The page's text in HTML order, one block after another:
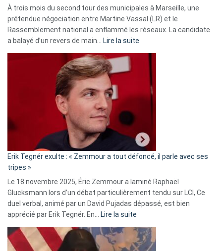
À trois mois du second tour des municipales à Marseille, une
prétendue négociation entre Martine Vassal (LR) et le
Rassemblement national a enflammé les réseaux. La candidate
a balayé d’un revers de main…
Lire la suite
d’alliance
secrète
«
C’est
fake
news
»
Erik Tegnér exulte : « Zemmour a tout défoncé, il parle avec ses
tripes »
Le 18 novembre 2025, Éric Zemmour a laminé Raphaël
Glucksmann lors d’un débat particulièrement tendu sur LCI, Ce
duel verbal, animé par un David Pujadas dépassé, est bien
apprécié par Erik Tegnér. En…
Lire la suite
Tegnér
exulte